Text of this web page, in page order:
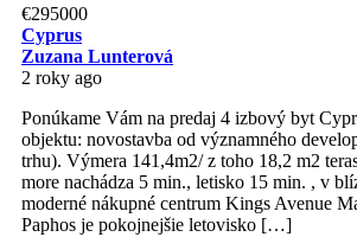
€295000
Cyprus
Zuzana Lunterová
2 roky ago
Ponúkame Vám na predaj 4 izbový byt
objektu: novostavba od významného
trhu). Výmera 141,4m2/ z toho 18,2 m2
more nachádza 5 min., letisko 15 min. , v
moderné nákupné centrum Kings Avenue
Paphos je pokojnejšie letovisko […]